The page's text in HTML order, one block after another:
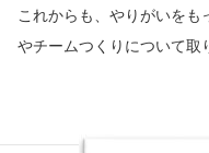
これからも、やりがいをも
やチームつくりについて取